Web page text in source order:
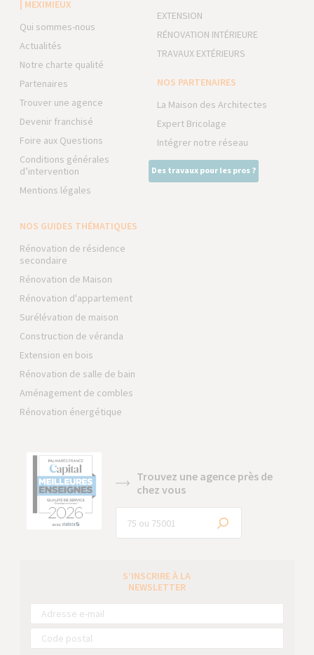
| MEXIMIEUX
Qui sommes-nous
Actualités
Notre charte qualité
Partenaires
Trouver une agence
Devenir franchisé
Foire aux Questions
Conditions générales
d’intervention
Mentions légales
EXTENSION
RÉNOVATION INTÉRIEURE
TRAVAUX EXTÉRIEURS
NOS PARTENAIRES
La Maison des Architectes
Expert Bricolage
Intégrer notre réseau
Des travaux pour les pros ?
NOS GUIDES THÉMATIQUES
Rénovation de résidence
secondaire
Rénovation de Maison
Rénovation d'appartement
Surélévation de maison
Construction de véranda
Extension en bois
Rénovation de salle de bain
Aménagement de combles
Rénovation énergétique
Trouvez une agence près de
chez vous
S’INSCRIRE À LA
NEWSLETTER